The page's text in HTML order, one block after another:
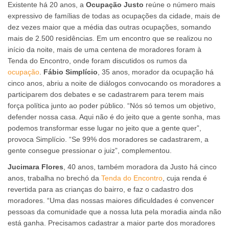
Existente há 20 anos, a Ocupação Justo reúne o número mais
expressivo de famílias de todas as ocupações da cidade, mais de
dez vezes maior que a média das outras ocupações, somando
mais de 2.500 residências. Em um encontro que se realizou no
início da noite, mais de uma centena de moradores foram à
Tenda do Encontro, onde foram discutidos os rumos da
ocupação Fábio Simplício , 35 anos, morador da ocupação há
cinco anos, abriu a noite de diálogos convocando os moradores a
participarem dos debates e se cadastrarem para terem mais
força política junto ao poder público. “Nós só temos um objetivo,
defender nossa casa. Aqui não é do jeito que a gente sonha, mas
podemos transformar esse lugar no jeito que a gente quer”,
provoca Simplício. “Se 99% dos moradores se cadastrarem, a
gente consegue pressionar o juiz”, complementou.
Jucimara Flores , 40 anos, também moradora da Justo há cinco
anos, trabalha no brechó da Tenda do Encontro , cuja renda é
revertida para as crianças do bairro, e faz o cadastro dos
moradores. “Uma das nossas maiores dificuldades é convencer
pessoas da comunidade que a nossa luta pela moradia ainda não
está ganha. Precisamos cadastrar a maior parte dos moradores